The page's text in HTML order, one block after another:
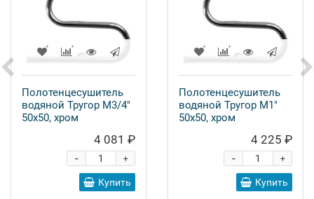
Полотенцесушитель
водяной Тругор М3/4"
50x50, хром
4 081 ₽
+
-
Купить
Полотенцесушитель
водяной Тругор М1"
50x50, хром
4 225 ₽
+
-
Купить